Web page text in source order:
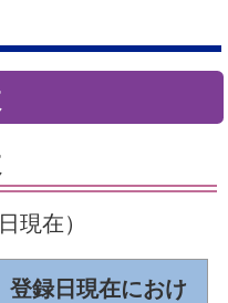
現在）
登録日現在におけ